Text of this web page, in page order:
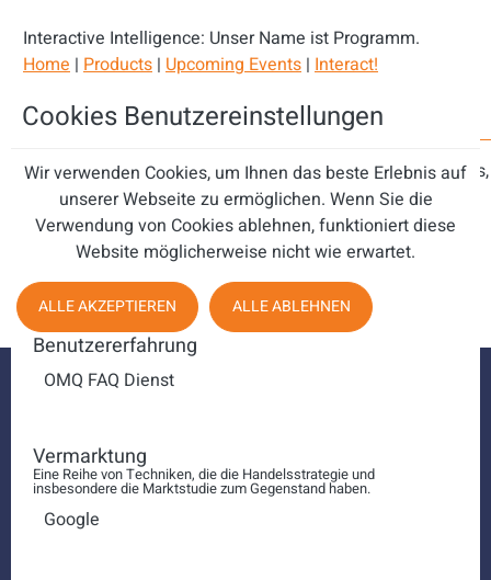
Interactive Intelligence: Unser Name ist Programm.
Home | Products | Upcoming Events | Interact!
©2011 Interactive Intelligence Inc. All rights reserved.
7601 Interactive Way |
Cookies Benutzereinstellungen
Wir verwenden Cookies, um Ihnen das beste Erlebnis auf
unserer Webseite zu ermöglichen. Wenn Sie die
Verwendung von Cookies ablehnen, funktioniert diese
Website möglicherweise nicht wie erwartet.
ALLE AKZEPTIEREN ALLE ABLEHNEN
Benutzererfahrung
OMQ FAQ Dienst
Vermarktung
Eine Reihe von Techniken, die die Handelsstrategie und
insbesondere die Marktstudie zum Gegenstand haben.
Google